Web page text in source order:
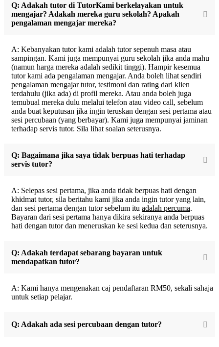
Q: Adakah tutor di TutorKami berkelayakan untuk
mengajar? Adakah mereka guru sekolah? Apakah
pengalaman mengajar mereka?
A: Kebanyakan tutor kami adalah tutor sepenuh masa atau
sampingan. Kami juga mempunyai guru sekolah jika anda mahu
(namun harga mereka adalah sedikit tinggi). Hampir kesemua
tutor kami ada pengalaman mengajar. Anda boleh lihat sendiri
pengalaman mengajar tutor, testimoni dan rating dari klien
terdahulu (jika ada) di profil mereka. Atau anda boleh juga
temubual mereka dulu melalui telefon atau video call, sebelum
anda buat keputusan jika ingin teruskan dengan sesi pertama atau
sesi percubaan (yang berbayar). Kami juga mempunyai jaminan
terhadap servis tutor. Sila lihat soalan seterusnya.
Q: Bagaimana jika saya tidak berpuas hati terhadap
servis tutor?
A: Selepas sesi pertama, jika anda tidak berpuas hati dengan
khidmat tutor, sila beritahu kami jika anda ingin tutor yang lain,
dan sesi pertama dengan tutor sebelum itu adalah percuma.
Bayaran dari sesi pertama hanya dikira sekiranya anda berpuas
hati dengan tutor dan meneruskan ke sesi kedua dan seterusnya.
Q: Adakah terdapat sebarang bayaran untuk
mendapatkan tutor?
A: Kami hanya mengenakan caj pendaftaran RM50, sekali sahaja
untuk setiap pelajar.
Q: Adakah ada sesi percubaan dengan tutor?